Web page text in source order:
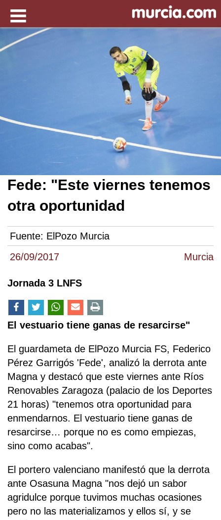
26/09/2017 Murcia
Fede: "Este viernes tenemos
otra oportunidad
Fuente: ElPozo Murcia
Jornada 3 LNFS
El vestuario tiene ganas de resarcirse"
El guardameta de ElPozo Murcia FS, Federico
Pérez Garrigós 'Fede', analizó la derrota ante
Magna y destacó que este viernes ante Ríos
Renovables Zaragoza (palacio de los Deportes
21 horas) "tenemos otra oportunidad para
enmendarnos. El vestuario tiene ganas de
resarcirse… porque no es como empiezas,
sino como acabas".
El portero valenciano manifestó que la derrota
ante Osasuna Magna "nos dejó un sabor
agridulce porque tuvimos muchas ocasiones
pero no las materializamos y ellos sí, y se